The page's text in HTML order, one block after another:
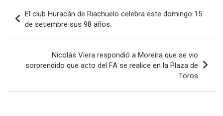
o
o
A
p
p
n
ar
tir
de
entradas
El club Huracán de Riachuelo celebra este domingo 15
de setiembre sus 98 años.
Nicolás Viera respondió a Moreira que se vio
sorprendido que acto del FA se realice en la Plaza de
Toros